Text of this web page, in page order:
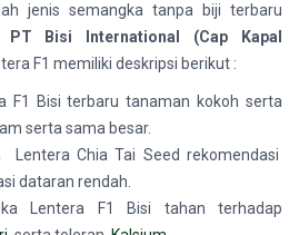
jenis semangka tanpa biji terbaru
PT Bisi International (Cap Kapal
F1 memiliki deskripsi berikut :
F1 Bisi terbaru tanaman kokoh serta
serta sama besar.
Chia Tai Seed rekomendasi
dataran rendah.
Lentera F1 Bisi tahan terhadap